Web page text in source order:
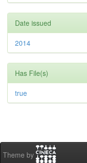
Date issued
2014
Has File(s)
true
Theme by